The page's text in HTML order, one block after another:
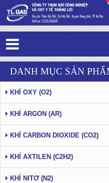
Tag 6 - 30: Mua
ở đâu
DANH MỤC SẢN
KHÍ OXY (O2)
KHÍ ARGON (AR)
KHÍ CARBON DIOXIDE (CO2)
KHÍ AXTILEN (C2H2)
KHÍ NITƠ (N2)